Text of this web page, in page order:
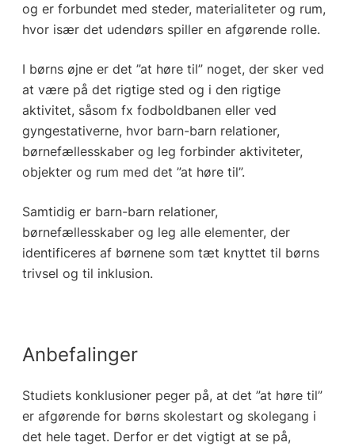
og er forbundet med steder, materialiteter og rum,
hvor især det udendørs spiller en afgørende rolle.
I børns øjne er det ”at høre til” noget, der sker ved
at være på det rigtige sted og i den rigtige
aktivitet, såsom fx fodboldbanen eller ved
gyngestativerne, hvor barn-barn relationer,
børnefællesskaber og leg forbinder aktiviteter,
objekter og rum med det ”at høre til”.
Samtidig er barn-barn relationer,
børnefællesskaber og leg alle elementer, der
identificeres af børnene som tæt knyttet til børns
trivsel og til inklusion.
Anbefalinger
Studiets konklusioner peger på, at det ”at høre til”
er afgørende for børns skolestart og skolegang i
det hele taget. Derfor er det vigtigt at se på,